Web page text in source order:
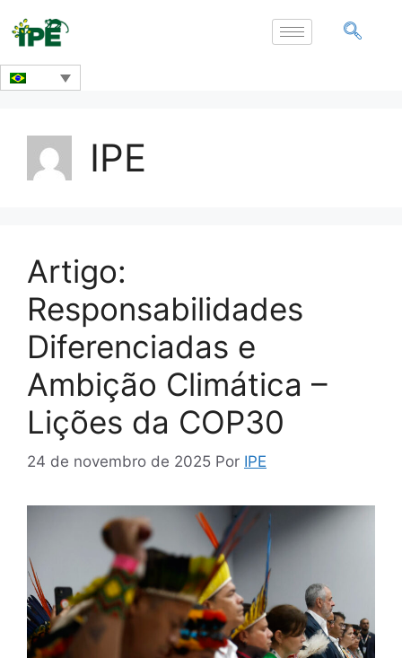
IPE
Artigo:
Responsabilidades
Diferenciadas e
Ambição Climática –
Lições da COP30
24 de novembro de 2025 Por IPE